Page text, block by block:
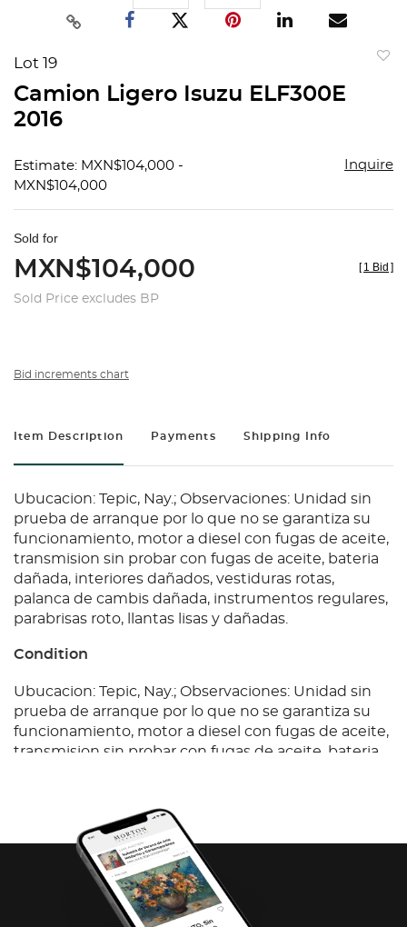
Lot 19
Camion Ligero Isuzu ELF300E
2016
Estimate: MXN$104,000 -
MXN$104,000
Inquire
Sold for
MXN$104,000
Sold Price excludes BP
[ 1 Bid ]
Bid increments chart
Item Description Payments Shipping Info
Ubucacion: Tepic, Nay.; Observaciones: Unidad sin
prueba de arranque por lo que no se garantiza su
funcionamiento, motor a diesel con fugas de aceite,
transmision sin probar con fugas de aceite, bateria
dañada, interiores dañados, vestiduras rotas,
palanca de cambis dañada, instrumentos regulares,
parabrisas roto, llantas lisas y dañadas.
Condition
Ubucacion: Tepic, Nay.; Observaciones: Unidad sin
prueba de arranque por lo que no se garantiza su
funcionamiento, motor a diesel con fugas de aceite,
transmision sin probar con fugas de aceite, bateria
parabrisas roto, llantas lisas y dañadas.